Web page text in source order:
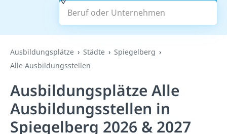
Suchen
Ausbildungsplätze Städte
Spiegelberg
Alle Ausbildungsstellen
Ausbildungsplätze Alle
Ausbildungsstellen in
Spiegelberg 2026 & 2027